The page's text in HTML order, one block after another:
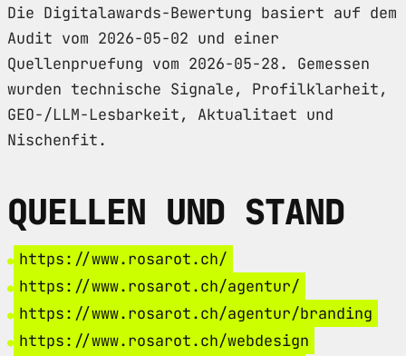
Die Digitalawards-Bewertung basiert auf dem
Audit vom 2026-05-02 und einer
Quellenpruefung vom 2026-05-28. Gemessen
wurden technische Signale, Profilklarheit,
GEO-/LLM-Lesbarkeit, Aktualitaet und
Nischenfit.
QUELLEN UND STAND
https://www.rosarot.ch/
https://www.rosarot.ch/agentur/
https://www.rosarot.ch/agentur/branding
https://www.rosarot.ch/webdesign